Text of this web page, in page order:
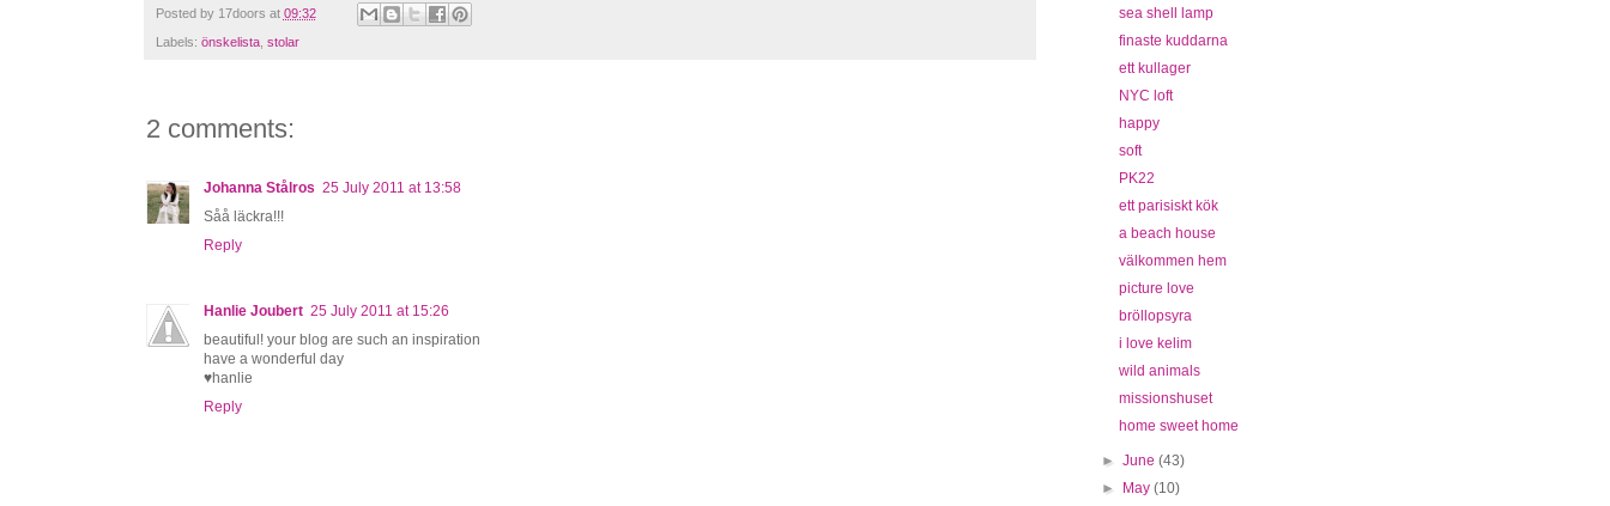
Posted by 17doors at 09:32
Labels: önskelista, stolar
2 comments:
Johanna Stålros 25 July 2011 at 13:58
Såå läckra!!!
Reply
Hanlie Joubert 25 July 2011 at 15:26
beautiful! your blog are such an inspiration
have a wonderful day
♥hanlie
Reply
sea shell lamp
finaste kuddarna
ett kullager
NYC loft
happy
soft
PK22
ett parisiskt kök
a beach house
välkommen hem
picture love
bröllopsyra
i love kelim
wild animals
missionshuset
home sweet home
► June (43)
►
May (10)